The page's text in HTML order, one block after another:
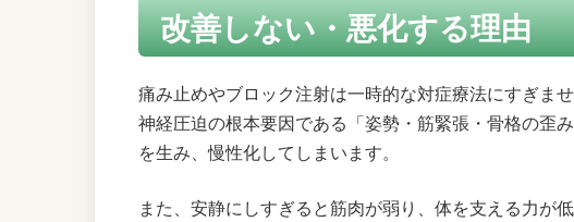
改善しない・悪化する理由
痛み止めやブロック注射は一時的な対症療法にすぎませ
神経圧迫の根本要因である「姿勢・筋緊張・骨格の歪
を生み、慢性化してしまいます。
また、安静にしすぎると筋肉が弱り、体を支える力が